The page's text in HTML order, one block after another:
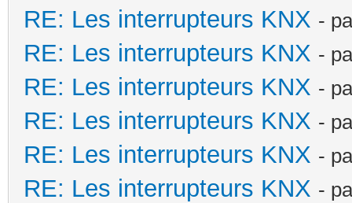
RE: Les interrupteurs KNX -
RE: Les interrupteurs KNX -
RE: Les interrupteurs KNX -
RE: Les interrupteurs KNX -
RE: Les interrupteurs KNX -
RE: Les interrupteurs KNX -